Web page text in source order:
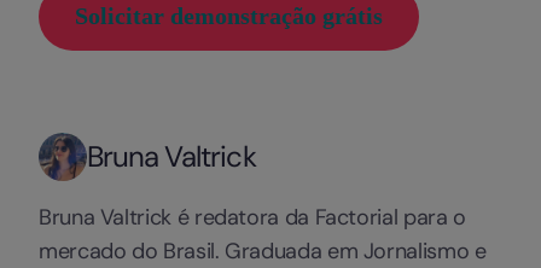
Solicitar demonstração grátis
Bruna Valtrick
Bruna Valtrick é redatora da Factorial para o
mercado do Brasil. Graduada em Jornalismo e